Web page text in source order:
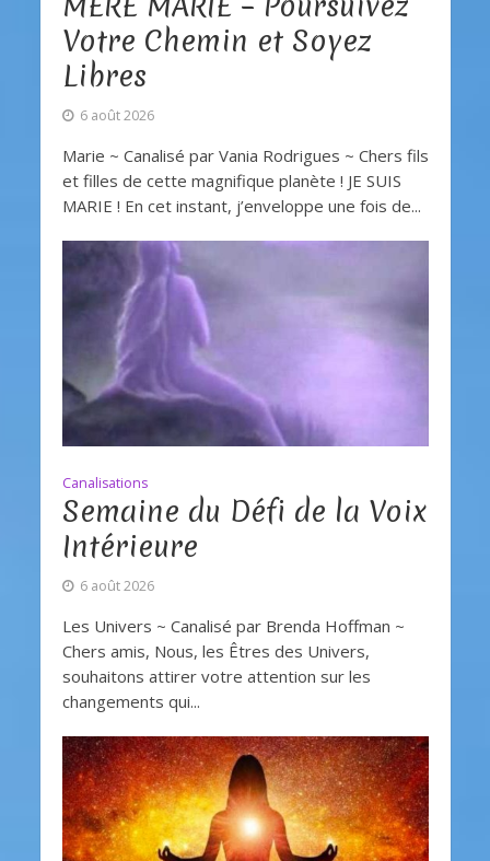
Votre Chemin et Soyez
Libres
6 août 2026
Marie ~ Canalisé par Vania Rodrigues ~ Chers fils
et filles de cette magnifique planète ! JE SUIS
MARIE ! En cet instant, j’enveloppe une fois de...
Canalisations
Semaine du Défi de la Voix
Intérieure
6 août 2026
Les Univers ~ Canalisé par Brenda Hoffman ~
Chers amis, Nous, les Êtres des Univers,
souhaitons attirer votre attention sur les
changements qui...